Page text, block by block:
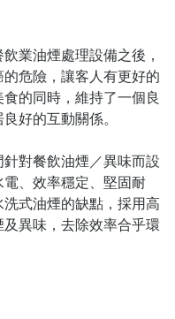
業油煙處理設備之後，
危險，讓客人有更好的
的同時，維持了一個良
好的互動關係。
對餐飲油煙／異味而設
、效率穩定、堅固耐
式油煙的缺點，採用高
異味，去除效率合乎環